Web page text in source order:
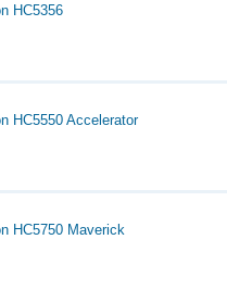
HC5356
HC5550 Accelerator
HC5750 Maverick